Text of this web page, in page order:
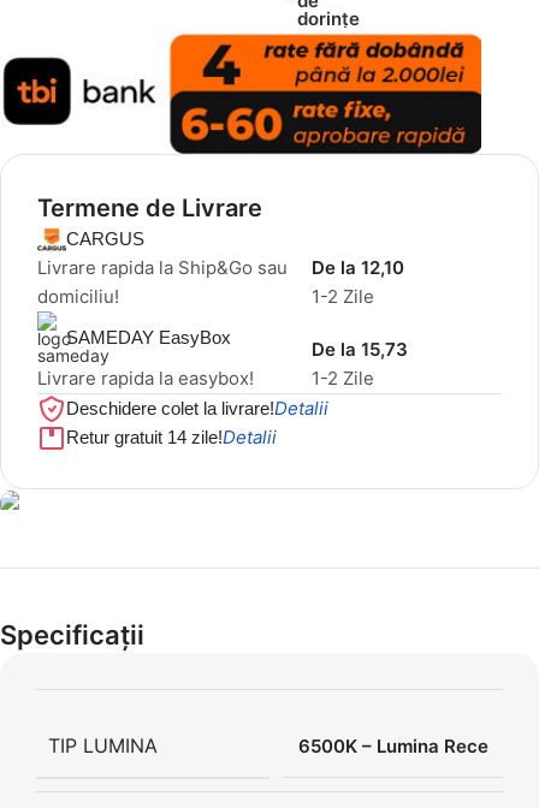
dorințe
Termene de Livrare
CARGUS
Livrare rapida la Ship&Go sau
domiciliu!
1-2 Zile
De la 12,10
SAMEDAY EasyBox
Livrare rapida la easybox! 1-2 Zile
De la 15,73
Deschidere colet la livrare!Detalii
Retur gratuit 14 zile!Detalii
Cel mai mic preț!
56,86 LEI
Specificații
TIP LUMINA 6500K – Lumina Rece